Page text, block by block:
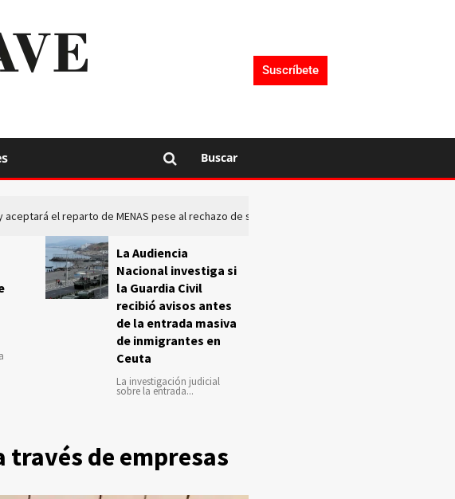
Suscríbete
Buscar
el reparto de MENAS pese al rechazo de sus comunidades
La Audiencia
Nacional investiga si
la Guardia Civil
recibió avisos antes
de la entrada masiva
de inmigrantes en
Ceuta
La investigación judicial
sobre la entrada...
través de empresas